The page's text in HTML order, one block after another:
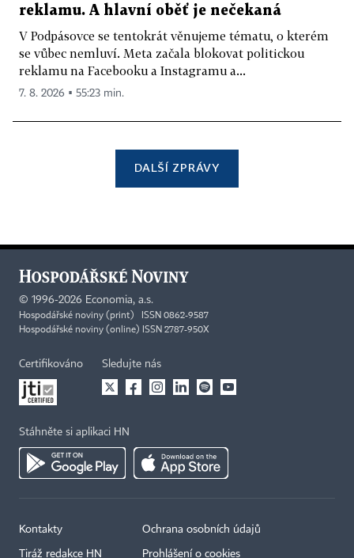
reklamu. A hlavní oběť je nečekaná
V Podpásovce se tentokrát věnujeme tématu, o kterém
se vůbec nemluví. Meta začala blokovat politickou
reklamu na Facebooku a Instagramu a...
7. 8. 2026 ▪ 55:23 min.
DALŠÍ ZPRÁVY
© 1996-2026 Economia, a.s.
Hospodářské noviny (print) ISSN 0862-9587
Hospodářské noviny (online) ISSN 2787-950X
Certifikováno Sledujte nás
Stáhněte si aplikaci HN
Kontakty
Tiráž redakce HN
Ochrana osobních údajů
Prohlášení o cookies